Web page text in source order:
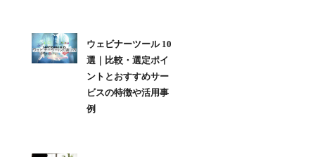
ウェビナーツール 10
選｜比較・選定ポイ
ントとおすすめサー
ビスの特徴や活用事
例